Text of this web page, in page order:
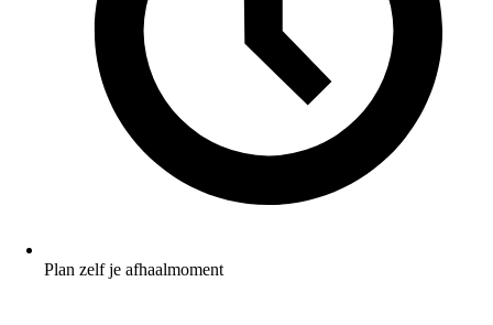
Plan zelf je afhaalmoment